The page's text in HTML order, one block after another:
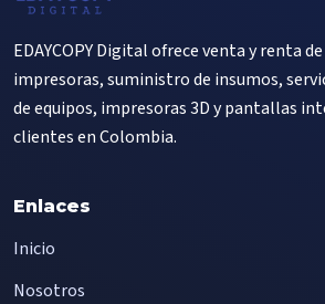
EDAYCOPY Digital ofrece venta y renta
impresoras, suministro de insumos,
de equipos, impresoras 3D y pantallas
clientes en Colombia.
Enlaces
Inicio
Nosotros